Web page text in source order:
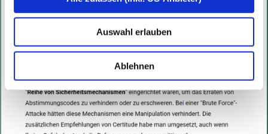
Auswahl erlauben
Ablehnen